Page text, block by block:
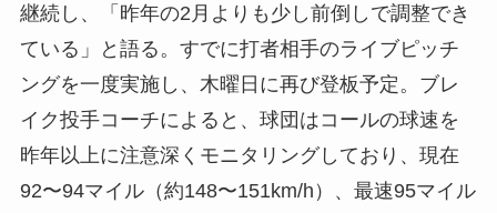
継続し、「昨年の2月よりも少し前倒しで調整でき
ている」と語る。すでに打者相手のライブピッチ
ングを一度実施し、木曜日に再び登板予定。ブレ
イク投手コーチによると、球団はコールの球速を
昨年以上に注意深くモニタリングしており、現在
92〜94マイル（約148〜151km/h）、最速95マイル